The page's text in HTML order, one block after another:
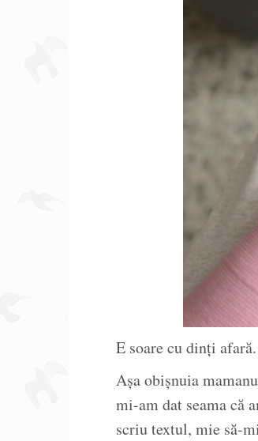
E soare cu dinți afară.
Așa obișnuia
mi-am dat seama că
scriu textul, mie să-